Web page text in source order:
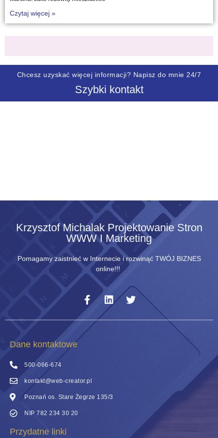
Czytaj więcej »
Chcesz uzyskać więcej informacji? Napisz do mnie 24/7
Szybki kontakt
Krzysztof Michalak Projektowanie Stron
WWW I Marketing
Pomagamy zaistnieć w Internecie i rozwinąć TWÓJ BIZNES
online!!!
Dane kontaktowe
500-066-674
kontakt@web-creator.pl
Poznań os. Stare Żegrze 135/3
NIP 782 234 30 20
Przydatne linki